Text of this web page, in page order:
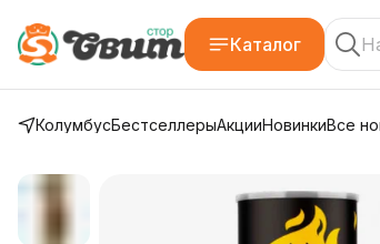
Каталог
КолумбусБестселлерыАкцииНовинкиВсе